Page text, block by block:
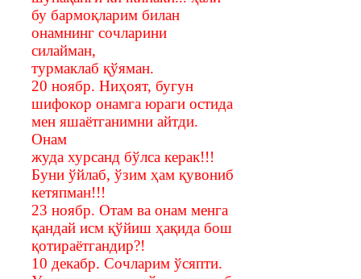
бу бармоқларим билан
онамнинг сочларини
силайман,
турмаклаб қўяман.
20 ноябр. Ниҳоят, бугун
шифокор онамга юраги остида
мен яшаётганимни айтди.
Онам
жуда хурсанд бўлса керак!!!
Буни ўйлаб, ўзим ҳам қувониб
кетяпман!!!
23 ноябр. Отам ва онам менга
қандай исм қўйиш ҳақида бош
қотираётгандир?!
10 декабр. Сочларим ўсяпти.